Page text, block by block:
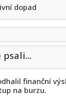
dopad
finanční
na burzu.